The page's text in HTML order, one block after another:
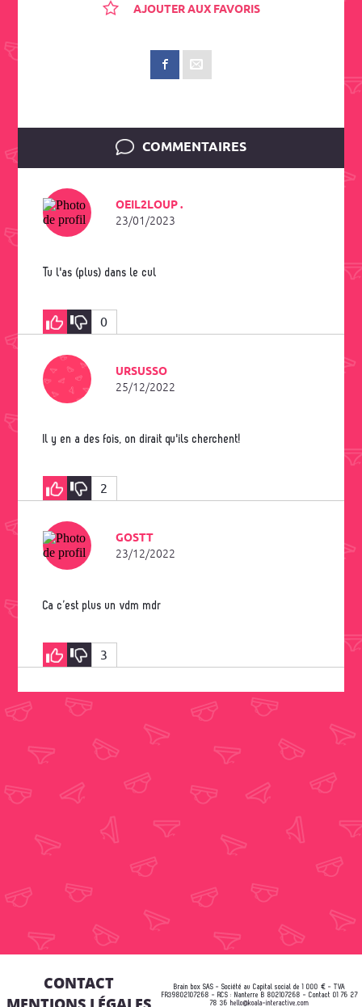
AJOUTER AUX FAVORIS
COMMENTAIRES
OEIL2LOUP .
23/01/2023
Tu l'as (plus) dans le cul
0
URSUSSO
25/12/2022
Il y en a des fois, on dirait qu'ils cherchent!
2
GOSTT
23/12/2022
Ca c’est plus un vdm mdr
3
CONTACT
Brain box SAS - Société au Capital social de 1 000 € - TVA
FR39802107268 - RCS : Nanterre B 802107268 - Contact 01 76 27
78 36 hello@koala-interactive.com